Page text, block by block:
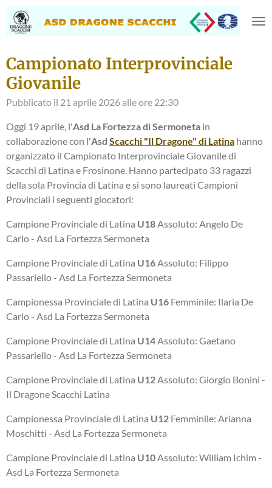
Vai
al
principale
Campionato Interprovinciale
Giovanile
Pubblicato il 21 aprile 2026 alle ore 22:30
Oggi 19 aprile, l'Asd La Fortezza di Sermoneta in
collaborazione con l'Asd Scacchi "Il Dragone" di Latina hanno
organizzato il Campionato Interprovinciale Giovanile di
Scacchi di Latina e Frosinone. Hanno partecipato 33 ragazzi
della sola Provincia di Latina e si sono laureati Campioni
Provinciali i seguenti giocatori:
Campione Provinciale di Latina U18Assoluto: Angelo De
Carlo - Asd La Fortezza Sermoneta
Campione Provinciale di Latina U16Assoluto: Filippo
Passariello - Asd La Fortezza Sermoneta
Campionessa Provinciale di Latina U16 Femminile: Ilaria De
Carlo - Asd La Fortezza Sermoneta
Campione Provinciale di Latina U14Assoluto: Gaetano
Passariello - Asd La Fortezza Sermoneta
Campione Provinciale di Latina U12Assoluto: Giorgio Bonini -
Il Dragone Scacchi Latina
Campionessa Provinciale di Latina U12 Femminile: Arianna
Moschitti - Asd La Fortezza Sermoneta
Campione Provinciale di Latina U10Assoluto: William Ichim -
Asd La Fortezza Sermoneta